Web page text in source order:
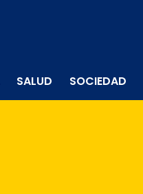
SALUD SOCIEDAD